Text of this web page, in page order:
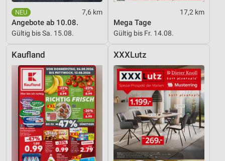
7,6 km
Angebote ab 10.08.
Gültig bis Sa. 15.08.
17,2 km
Mega Tage
Gültig bis Fr. 14.08.
Kaufland XXXLutz
Messung der Performance von Inhalten
Analyse von Zielgruppen durch Statistiken oder
Kombinationen von Daten aus verschiedenen
Entwicklung und Verbesserung der Angebote
Verwendung reduzierter Daten zur Auswahl von
Inhalten
IAB-Besonderheiten:
Verwendung genauer Standortdaten
Geräte anhand von aktiv angeforderten
Informationen identifizieren